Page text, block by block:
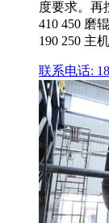
度要求。再
410 450 磨
190 250 主
联系电话: